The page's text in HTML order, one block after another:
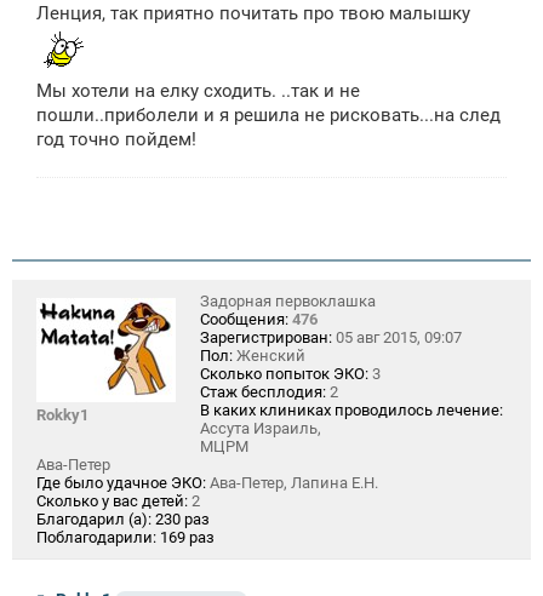
б
щ
е
н
и
е
Ленция, так приятно почитать про твою малышку
Мы хотели на елку сходить. ..так и не
пошли..приболели и я решила не рисковать...на след
год точно пойдем!
Rokky1
Задорная первоклашка
Сообщения: 476
Зарегистрирован: 05 авг 2015, 09:07
Пол: Женский
Сколько попыток ЭКО: 3
Стаж бесплодия: 2
В каких клиниках проводилось лечение:
Ассута Израиль,
МЦРМ
Ава-Петер
Где было удачное ЭКО: Ава-Петер, Лапина Е.Н.
Сколько у вас детей: 2
Благодарил (а): 230 раз
Поблагодарили: 169 раз